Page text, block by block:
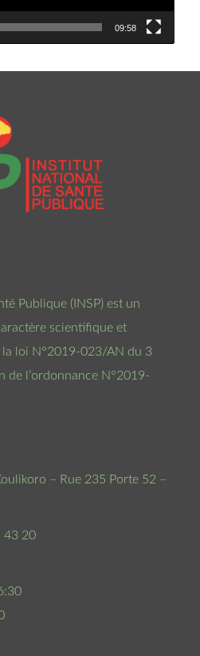
09:58
Publique (INSP) est un
scientifique et
loi N°2019-023/AN du 3
l’ordonnance N°2019-
– Rue 235 Porte 52 –
43 20